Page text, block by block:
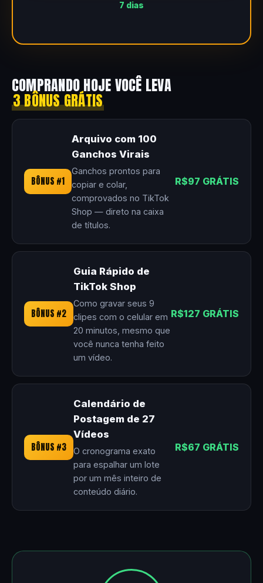
7 dias
COMPRANDO HOJE VOCÊ LEVA
3 BÔNUS GRÁTIS
BÔNUS #1
Arquivo com 100
Ganchos Virais
Ganchos prontos para
copiar e colar,
comprovados no TikTok
Shop — direto na caixa
de títulos.
R$97 GRÁTIS
BÔNUS #2
Guia Rápido de
TikTok Shop
Como gravar seus 9
clipes com o celular em
20 minutos, mesmo que
você nunca tenha feito
um vídeo.
R$127 GRÁTIS
BÔNUS #3
Calendário de
Postagem de 27
Vídeos
O cronograma exato
para espalhar um lote
por um mês inteiro de
conteúdo diário.
R$67 GRÁTIS